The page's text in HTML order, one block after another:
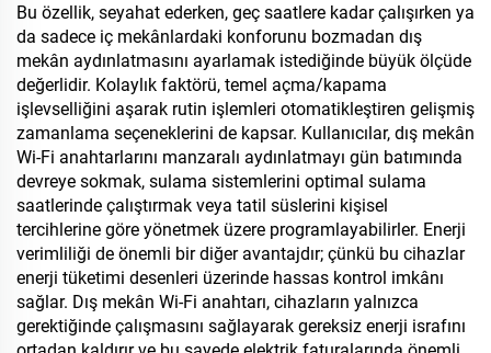
Bu özellik, seyahat ederken, geç saatlere kadar çalışırken ya
da sadece iç mekânlardaki konforunu bozmadan dış
mekân aydınlatmasını ayarlamak istediğinde büyük ölçüde
değerlidir. Kolaylık faktörü, temel açma/kapama
işlevselliğini aşarak rutin işlemleri otomatikleştiren gelişmiş
zamanlama seçeneklerini de kapsar. Kullanıcılar, dış mekân
Wi-Fi anahtarlarını manzaralı aydınlatmayı gün batımında
devreye sokmak, sulama sistemlerini optimal sulama
saatlerinde çalıştırmak veya tatil süslerini kişisel
tercihlerine göre yönetmek üzere programlayabilirler. Enerji
verimliliği de önemli bir diğer avantajdır; çünkü bu cihazlar
enerji tüketimi desenleri üzerinde hassas kontrol imkânı
sağlar. Dış mekân Wi-Fi anahtarı, cihazların yalnızca
gerektiğinde çalışmasını sağlayarak gereksiz enerji israfını